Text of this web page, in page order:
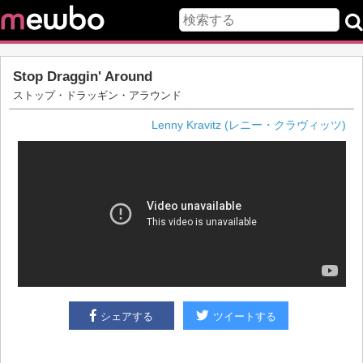
Stop Draggin' Around
ストップ・ドラッギン・アラウンド
Lenny Kravitz (レニー・クラヴィッツ)
シェアする ツイートする